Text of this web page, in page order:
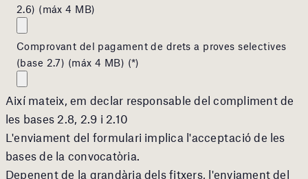
2.6) (máx 4 MB)
Comprovant del pagament de drets a proves selectives
(base 2.7) (máx 4 MB) (*)
Així mateix, em declar responsable del compliment de
les bases 2.8, 2.9 i 2.10
L'enviament del formulari implica l'acceptació de les
bases de la convocatòria.
Depenent de la grandària dels fitxers, l'enviament del